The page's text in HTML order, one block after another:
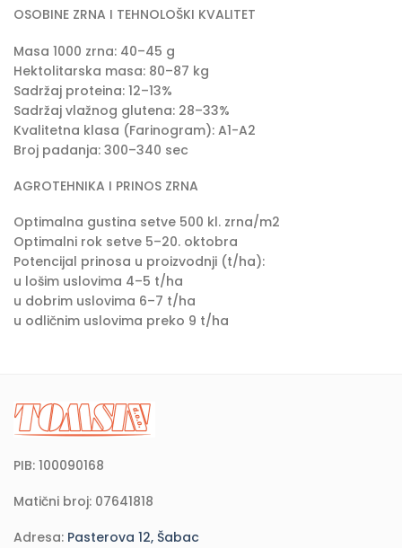
OSOBINE ZRNA I TEHNOLOŠKI KVALITET
Masa 1000 zrna: 40–45 g
Hektolitarska masa: 80–87 kg
Sadržaj proteina: 12–13%
Sadržaj vlažnog glutena: 28–33%
Kvalitetna klasa (Farinogram): A1-A2
Broj padanja: 300–340 sec
AGROTEHNIKA I PRINOS ZRNA
Optimalna gustina setve 500 kl. zrna/m2
Optimalni rok setve 5–20. oktobra
Potencijal prinosa u proizvodnji (t/ha):
u lošim uslovima 4–5 t/ha
u dobrim uslovima 6–7 t/ha
u odličnim uslovima preko 9 t/ha
PIB: 100090168
Matični broj: 07641818
Adresa: Pasterova 12, Šabac